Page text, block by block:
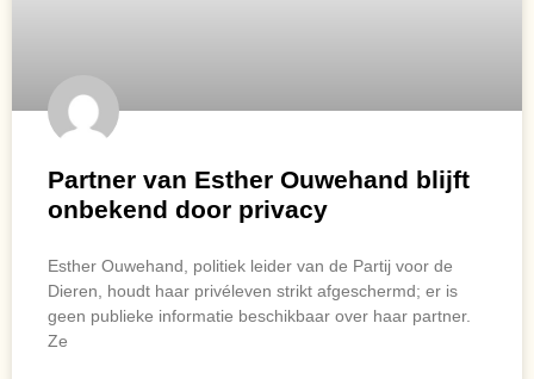
Partner van Esther Ouwehand blijft
onbekend door privacy
Esther Ouwehand, politiek leider van de Partij voor de
Dieren, houdt haar privéleven strikt afgeschermd; er is
geen publieke informatie beschikbaar over haar partner.
Ze